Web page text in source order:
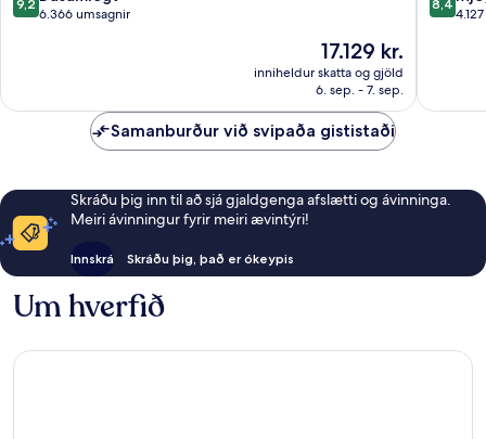
Orlando
af
9,2
6.366 umsagnir
Verðið
er
17.129 kr.
17.129 kr.
inniheldur skatta og gjöld
6. sep. - 7. sep.
af
8,4
Samanburður við svipaða gististaði
Skráðu þig inn til að sjá gjaldgenga afslætti og ávinninga.
Meiri ávinningur fyrir meiri ævintýri!
Innskrá Skráðu þig, það er ókeypis
Um hverfið